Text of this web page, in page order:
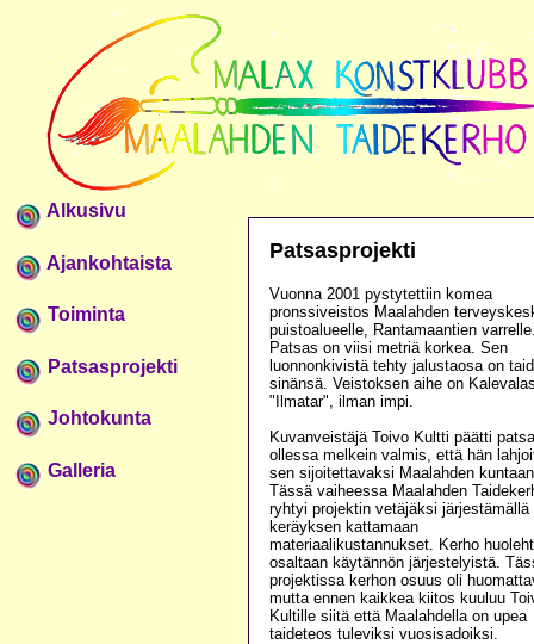
Alkusivu
Ajankohtaista
Toiminta
Patsasprojekti
Johtokunta
Galleria
Patsasprojekti
Vuonna 2001 pystytettiin komea
pronssiveistos Maalahden
puistoalueelle, Rantamaantien
Patsas on viisi metriä korkea. Sen
luonnonkivistä tehty jalustaosa on
sinänsä. Veistoksen aihe on
"Ilmatar", ilman impi.
Kuvanveistäjä Toivo Kultti päätti
ollessa melkein valmis, että hän
sen sijoitettavaksi Maalahden
Tässä vaiheessa Maalahden
ryhtyi projektin vetäjäksi järjestämällä
keräyksen kattamaan
materiaalikustannukset. Kerho
osaltaan käytännön järjestelyistä.
projektissa kerhon osuus oli
mutta ennen kaikkea kiitos kuuluu
Kultille siitä että Maalahdella on upea
taideteos tuleviksi vuosisadoiksi.